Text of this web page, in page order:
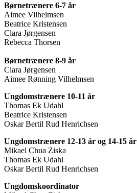
Børnetrænere 6-7 år
Aimee Vilhelmsen
Beatrice Kristensen
Clara Jørgensen
Rebecca Thorsen
Børnetrænere 8-9 år
Clara Jørgensen
Aimee Rønning Vilhelmsen
Ungdomstrænere 10-11 år
Thomas Ek Udahl
Beatrice Kristensen
Oskar Bertil Rud Henrichsen
Ungdomstrænere 12-13 år og 14-15 år
Mikael Chua Ziska
Thomas Ek Udahl
Oskar Bertil Rud Henrichsen
Ungdomskoordinator